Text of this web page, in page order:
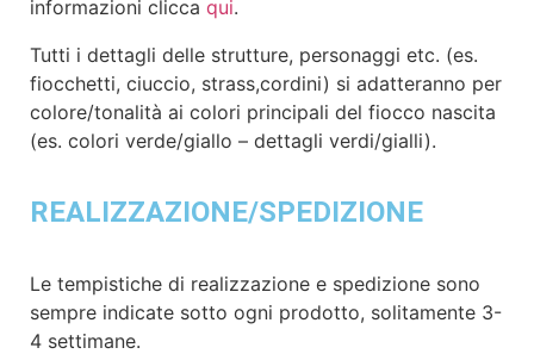
informazioni clicca qui.
Tutti i dettagli delle strutture, personaggi etc. (es.
fiocchetti, ciuccio, strass,cordini) si adatteranno per
colore/tonalità ai colori principali del fiocco nascita
(es. colori verde/giallo – dettagli verdi/gialli).
REALIZZAZIONE/SPEDIZIONE
Le tempistiche di realizzazione e spedizione sono
sempre indicate sotto ogni prodotto, solitamente 3-
4 settimane.